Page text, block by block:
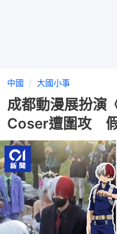
中國 大國小事
成都動漫展扮演
Coser遭圍攻